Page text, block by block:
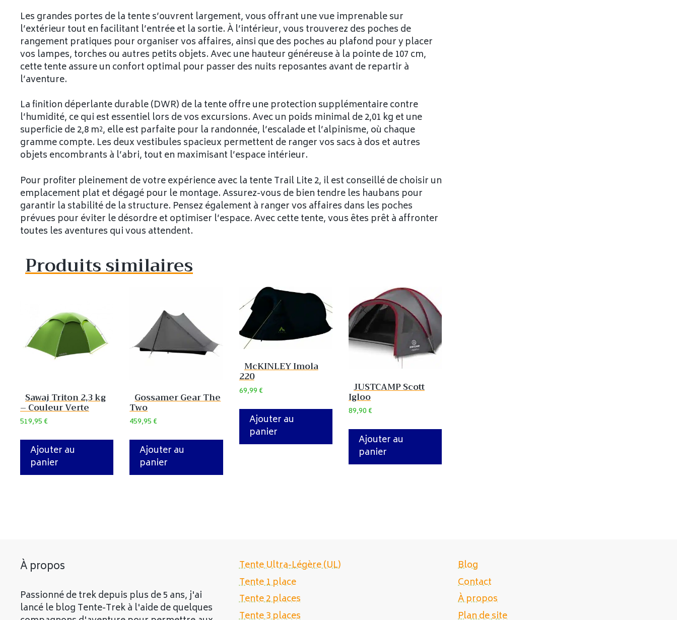
Les grandes portes de la tente s’ouvrent largement, vous offrant une vue imprenable sur
l’extérieur tout en facilitant l’entrée et la sortie. À l’intérieur, vous trouverez des poches de
rangement pratiques pour organiser vos affaires, ainsi que des poches au plafond pour y placer
vos lampes, torches ou autres petits objets. Avec une hauteur généreuse à la pointe de 107 cm,
cette tente assure un confort optimal pour passer des nuits reposantes avant de repartir à
l’aventure.
La finition déperlante durable (DWR) de la tente offre une protection supplémentaire contre
l’humidité, ce qui est essentiel lors de vos excursions. Avec un poids minimal de 2,01 kg et une
superficie de 2,8 m², elle est parfaite pour la randonnée, l’escalade et l’alpinisme, où chaque
gramme compte. Les deux vestibules spacieux permettent de ranger vos sacs à dos et autres
objets encombrants à l’abri, tout en maximisant l’espace intérieur.
Pour profiter pleinement de votre expérience avec la tente Trail Lite 2, il est conseillé de choisir un
emplacement plat et dégagé pour le montage. Assurez-vous de bien tendre les haubans pour
garantir la stabilité de la structure. Pensez également à ranger vos affaires dans les poches
prévues pour éviter le désordre et optimiser l’espace. Avec cette tente, vous êtes prêt à affronter
toutes les aventures qui vous attendent.
Produits similaires
Sawaj Triton 2,3 kg
– Couleur Verte
519,95€
Ajouter au
panier
Gossamer Gear The
Two
459,95€
Ajouter au
panier
McKINLEY Imola
220
69,99€
Ajouter au
panier
JUSTCAMP Scott
Igloo
89,90€
Ajouter au
panier
À propos
Passionné de trek depuis plus de 5 ans, j'ai
lancé le blog Tente-Trek à l'aide de quelques
Tente Ultra-Légère (UL)
Tente 1 place
Tente 2 places
Tente 3 places
Blog
Contact
À propos
Plan de site